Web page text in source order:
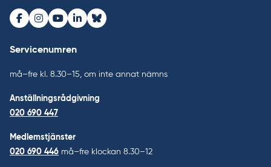
Facebook
Instagram
Youtube
LinkedInBluesky
Servicenumren
må–fre kl. 8.30–15, om inte annat nämns
Anställningsrådgivning
020 690 447
Medlemstjänster
020 690 446 må–fre klockan 8.30–12